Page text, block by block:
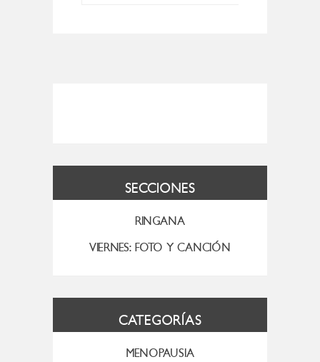
SECCIONES
RINGANA
VIERNES: FOTO Y CANCIÓN
CATEGORÍAS
MENOPAUSIA